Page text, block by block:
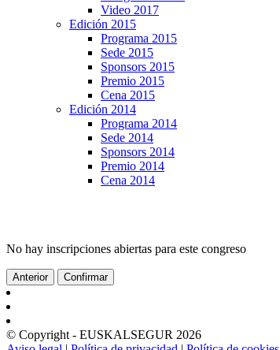
Video 2017
Edición 2015
Programa 2015
Sede 2015
Sponsors 2015
Premio 2015
Cena 2015
Edición 2014
Programa 2014
Sede 2014
Sponsors 2014
Premio 2014
Cena 2014
No hay inscripciones abiertas para este congreso
Anterior Confirmar
© Copyright - EUSKALSEGUR 2026